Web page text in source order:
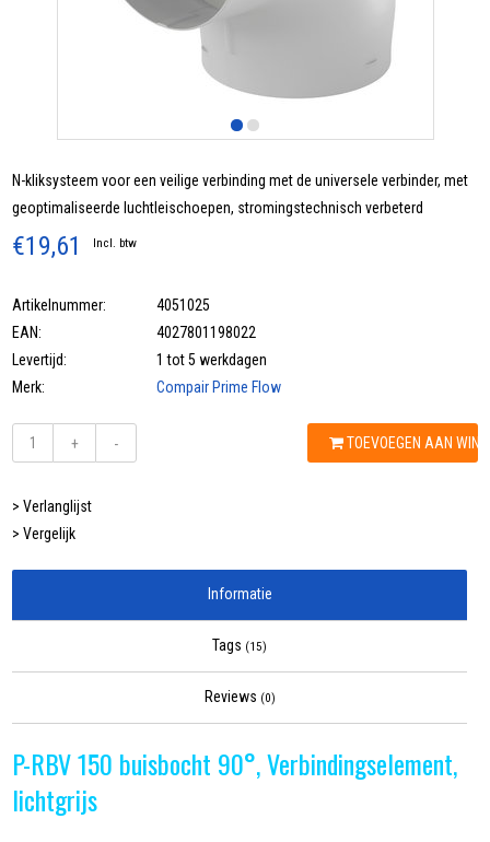
N-kliksysteem voor een veilige verbinding met de universele verbinder, met
geoptimaliseerde luchtleischoepen, stromingstechnisch verbeterd
€19,61 Incl. btw
Artikelnummer:
4051025
EAN:
4027801198022
Levertijd:
1 tot 5 werkdagen
Merk:
Compair Prime Flow
+ - TOEVOEGEN AAN
> Verlanglijst
> Vergelijk
Informatie
Tags (15)
Reviews (0)
P-RBV 150 buisbocht 90°, Verbindingselement,
lichtgrijs